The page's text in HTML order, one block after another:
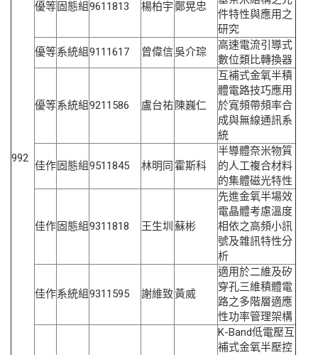
992
優等 固態組9611813 楊柏宇鄭晃忠
件特性與應用之
研究
優等系統組9111617 曾偉信吳介琮
高速電流引導式
數位類比轉換器
優等系統組9211586 盧台祐 陳巍仁
互補式金氧半積
體電路技巧應用
於寬頻帶頻率合
成與無線通訊系
統
佳作 固態組9511845 林明同 霍斯科
半導體奈米物質
的人工複合材料
的集體磁光特性
佳作 固態組9311818 王生圳 蘇彬
先進金氧半場效
電晶體考慮溫度
相依之高頻小訊
號及雜訊特性分
析
佳作系統組9311595 謝維致黃威
適用於二維及矽
穿孔三維積體電
路之多階層適應
性功率管理架構
K-Band低電壓互
補式金氧半壓控